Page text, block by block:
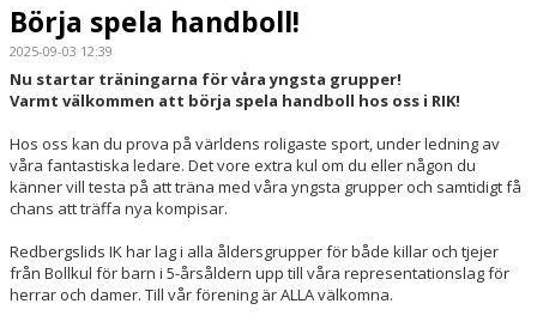
Börja spela handboll!
2025-09-03 12:39
Nu startar träningarna för våra yngsta grupper!
Varmt välkommen att börja spela handboll hos oss i RIK!
Hos oss kan du prova på världens roligaste sport, under ledning av
våra fantastiska ledare. Det vore extra kul om du eller någon du
känner vill testa på att träna med våra yngsta grupper och samtidigt få
chans att träffa nya kompisar.
Redbergslids IK har lag i alla åldersgrupper för både killar och tjejer
från Bollkul för barn i 5-årsåldern upp till våra representationslag för
herrar och damer. Till vår förening är ALLA välkomna.